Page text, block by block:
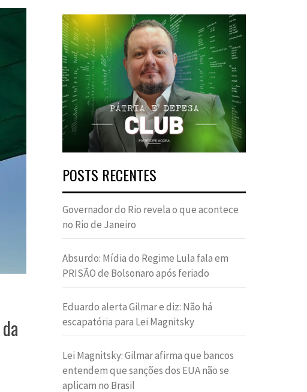
POSTS RECENTES
Governador do Rio revela o que acontece
no Rio de Janeiro
Absurdo: Mídia do Regime Lula fala em
PRISÃO de Bolsonaro após feriado
Eduardo alerta Gilmar e diz: Não há
escapatória para Lei Magnitsky
Lei Magnitsky: Gilmar afirma que bancos
entendem que sanções dos EUA não se
aplicam no Brasil